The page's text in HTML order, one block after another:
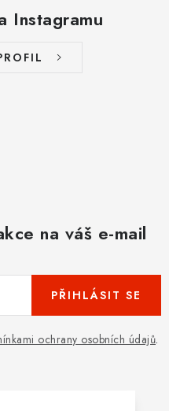
Instagramu
na váš e-mail
ochrany osobních údajů.
PŘIHLÁSIT SE